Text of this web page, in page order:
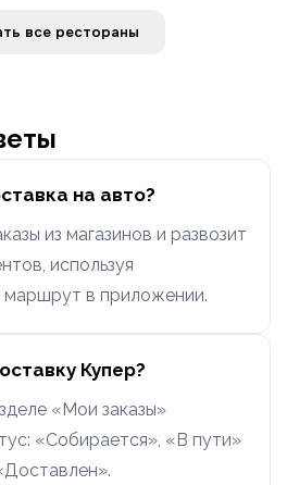
Показать все рестораны
на авто?
из магазинов и развозит
используя
маршрут в приложении.
Купер?
«Мои заказы»
«Собирается», «В пути»